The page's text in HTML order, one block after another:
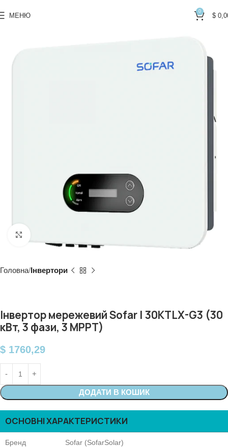
МЕНЮ
0
$
Головна Інвертори
Інвертор мережевий Sofar | 30KTLX-G3 (30
кВт, 3 фази, 3 MPPT)
$ 1760,29
ДОДАТИ В КОШИК
ОСНОВНІ ХАРАКТЕРИСТИКИ
Бренд Sofar (SofarSolar)